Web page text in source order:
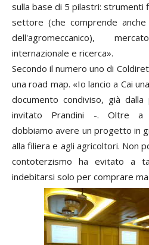
sulla base di 5 pilastri: strumenti
settore (che comprende
dell'agromeccanico),
internazionale e ricerca».
Secondo il numero uno di
una road map. «Io lancio a Cai
documento condiviso, già
invitato Prandini -. Oltre a
dobbiamo avere un progetto in
alla filiera e agli agricoltori. Non
contoterzismo ha evitato a
indebitarsi solo per comprare